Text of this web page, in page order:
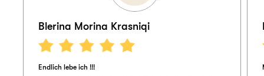
Blerina Morina Krasniqi
Endlich lebe ich !!!